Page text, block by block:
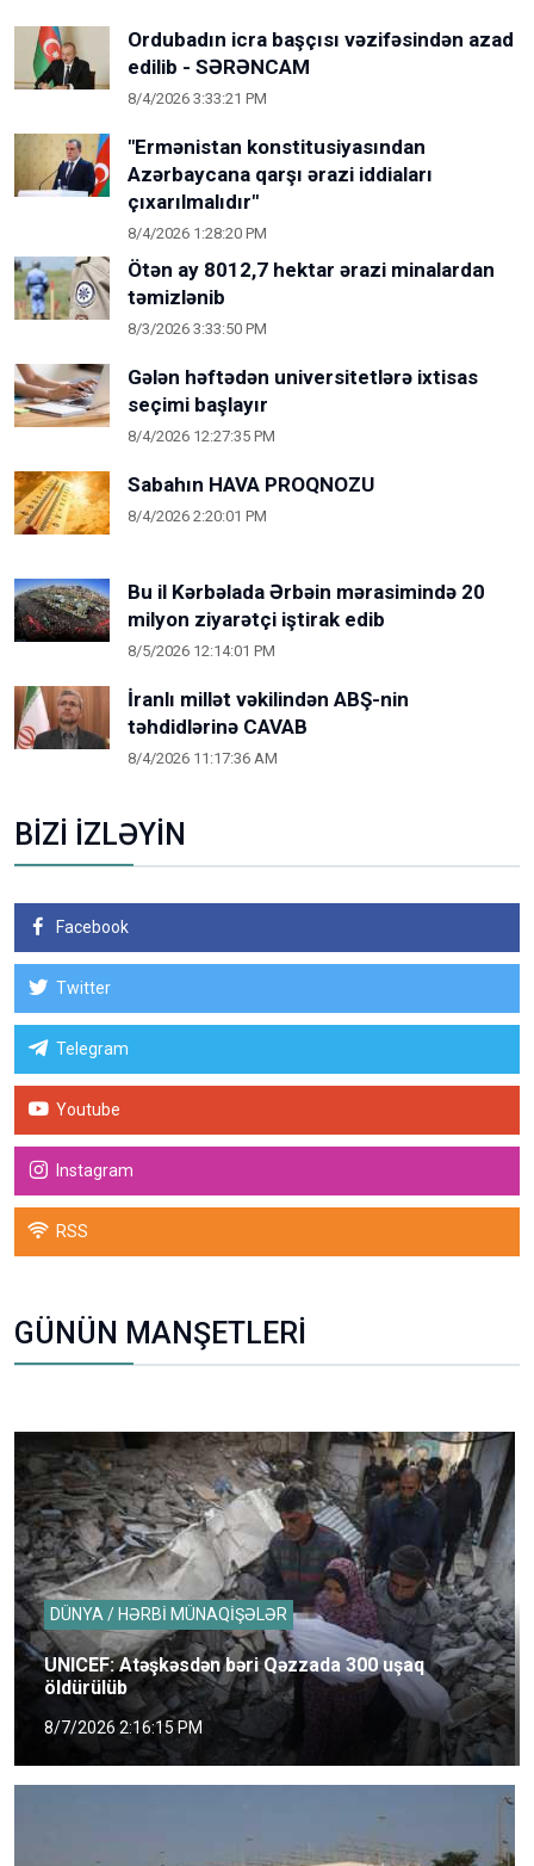
Ordubadın icra başçısı vəzifəsindən azad
edilib - SƏRƏNCAM
8/4/2026 3:33:21 PM
"Ermənistan konstitusiyasından
Azərbaycana qarşı ərazi iddiaları
çıxarılmalıdır"
8/4/2026 1:28:20 PM
Ötən ay 8012,7 hektar ərazi minalardan
təmizlənib
8/3/2026 3:33:50 PM
Gələn həftədən universitetlərə ixtisas
seçimi başlayır
8/4/2026 12:27:35 PM
Sabahın HAVA PROQNOZU
8/4/2026 2:20:01 PM
Bu il Kərbəlada Ərbəin mərasimində 20
milyon ziyarətçi iştirak edib
8/5/2026 12:14:01 PM
İranlı millət vəkilindən ABŞ-nin
təhdidlərinə CAVAB
8/4/2026 11:17:36 AM
BİZİ İZLƏYİN
Facebook
Twitter
Telegram
Youtube
Instagram
RSS
GÜNÜN MANŞETLERİ
DÜNYA / HƏRBİ MÜNAQİŞƏLƏR
UNICEF: Atəşkəsdən bəri Qəzzada 300 uşaq
öldürülüb
8/7/2026 2:16:15 PM